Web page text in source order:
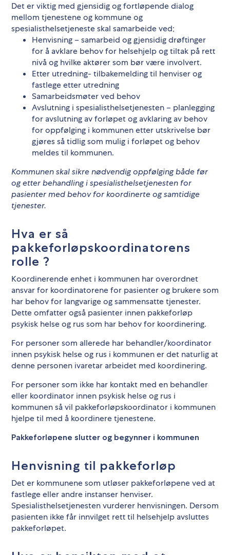
Det er viktig med gjensidig og fortløpende dialog
mellom tjenestene og kommune og
spesialisthelsetjeneste skal samarbeide ved;
Henvisning – samarbeid og gjensidig drøftinger
for å avklare behov for helsehjelp og tiltak på rett
nivå og hvilke aktører som bør være involvert.
Etter utredning- tilbakemelding til henviser og
fastlege etter utredning
Samarbeidsmøter ved behov
Avslutning i spesialisthelsetjenesten – planlegging
for avslutning av forløpet og avklaring av behov
for oppfølging i kommunen etter utskrivelse bør
gjøres så tidlig som mulig i forløpet og behov
meldes til kommunen.
Kommunen skal sikre nødvendig oppfølging både før
og etter behandling i spesialisthelsetjenesten for
pasienter med behov for koordinerte og samtidige
tjenester.
Hva er så
pakkeforløpskoordinatorens
rolle ?
Koordinerende enhet i kommunen har overordnet
ansvar for koordinatorene for pasienter og brukere som
har behov for langvarige og sammensatte tjenester.
Dette omfatter også pasienter innen pakkeforløp
psykisk helse og rus som har behov for koordinering.
For personer som allerede har behandler/koordinator
innen psykisk helse og rus i kommunen er det naturlig at
denne personen ivaretar arbeidet med koordinering.
For personer som ikke har kontakt med en behandler
eller koordinator innen psykisk helse og rus i
kommunen så vil pakkeforløpskoordinator i kommunen
hjelpe til med å koordinere tjenestene.
Pakkeforløpene slutter og begynner i kommunen
Henvisning til pakkeforløp
­Det er kommunene som utløser pakkeforløpene ved at
fastlege eller andre instanser henviser.
Spesialisthelsetjenesten vurderer henvisningen. Dersom
pasienten ikke får innvilget rett til helsehjelp avsluttes
pakkeforløpet.